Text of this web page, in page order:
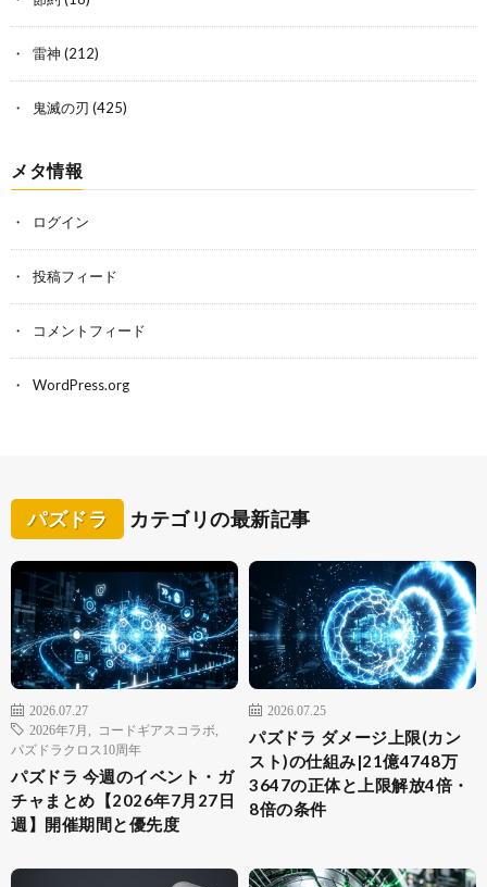
雷神 (212)
鬼滅の刃 (425)
メタ情報
ログイン
投稿フィード
コメントフィード
WordPress.org
パズドラ カテゴリの最新記事
2026.07.27
2026年7月
コードギアスコラボ
パズドラクロス10周年
パズドラ 今週のイベント・ガ
チャまとめ【2026年7月27日
週】開催期間と優先度
2026.07.25
パズドラ ダメージ上限(カン
スト)の仕組み|21億4748万
3647の正体と上限解放4倍・
8倍の条件